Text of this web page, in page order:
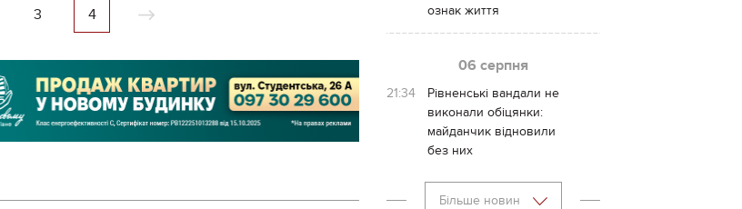
3 4
ознак життя
06 серпня
21:34
Рівненські вандали не
виконали обіцянки:
майданчик відновили
без них
Більше новин